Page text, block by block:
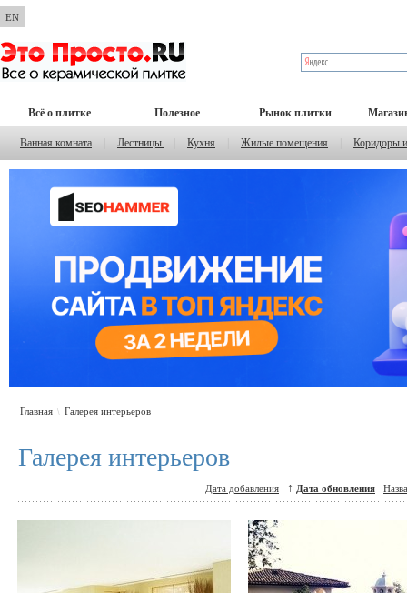
EN
Всё о плитке Полезное Рынок плитки
Ванная комната Лестницы Кухня Жилые помещения Коридоры
Главная \ Галерея интерьеров
Галерея интерьеров
Дата добавления ↑ Дата обновления